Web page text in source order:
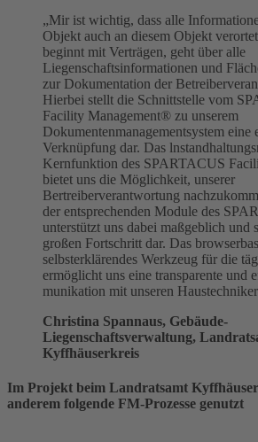
„Mir ist wichtig, dass alle
Objekt auch an diesem Objekt
beginnt mit Verträgen, geht über alle
Liegenschaftsinformationen und
zur Dokumentation der
Hierbei stellt die Schnittstelle vom
Facility Management® zu unserem
Dokumentenmanagementsystem eine
Verknüp­fung dar. Das
Kernfunktion des SPARTACUS
bietet uns die Möglichkeit, unserer
Bertreiberverantwortung
der entsprechenden Module des
unterstützt uns dabei maß­geblich und
großen Fortschritt dar. Das
selbsterklären­des Werkzeug für die
ermöglicht uns eine transparente
munikation mit unseren
Christina Spannaus, Gebäude-
Liegenschaftsverwaltung,
Kyffhäuserkreis
Im Projekt beim Landratsamt
anderem folgende FM-Prozesse genutzt